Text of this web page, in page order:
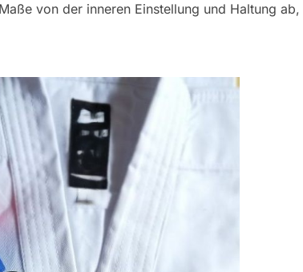
von der inneren Einstellung und Haltung